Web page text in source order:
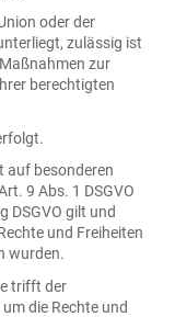
oder der
zulässig ist
zur
berechtigten
auf besonderen
9 Abs. 1 DSGVO
DSGVO gilt und
und Freiheiten
wurden.
trifft der
die Rechte und